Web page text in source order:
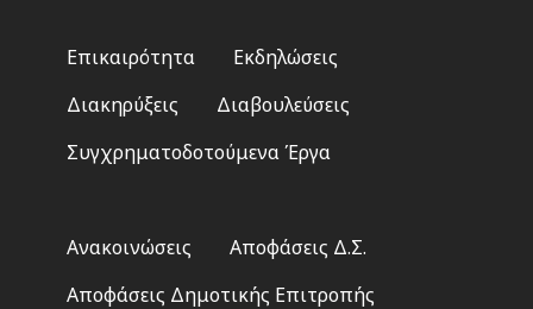
menu
Επικαιρότητα
Εκδηλώσεις
Διακηρύξεις
Διαβουλεύσεις
Συγχρηματοδοτούμενα Έργα
2
Ανακοινώσεις
Αποφάσεις Δ.Σ.
Αποφάσεις Δημοτικής Επιτροπής